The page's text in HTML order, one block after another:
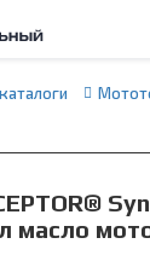
масло